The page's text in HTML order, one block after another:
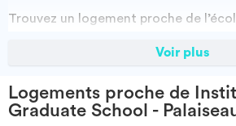
Villes
Trouvez un logement proche de
grâce à ImmoJeune.com, le premier
proches de l’Institut d'Optique
Palaiseau Orsay : résidences
Voir plus
Logements proche de
Graduate School -